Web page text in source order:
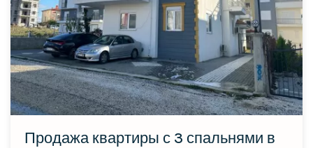
Продажа квартиры с 3 спальнями в